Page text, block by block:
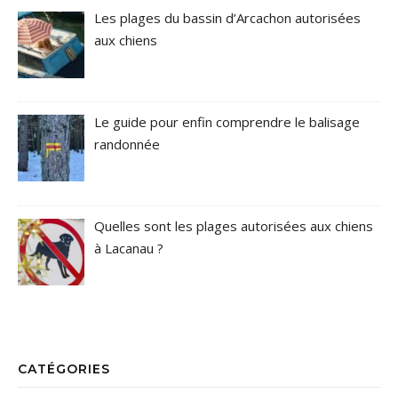
Les plages du bassin d’Arcachon autorisées
aux chiens
Le guide pour enfin comprendre le balisage
randonnée
Quelles sont les plages autorisées aux chiens
à Lacanau ?
CATÉGORIES